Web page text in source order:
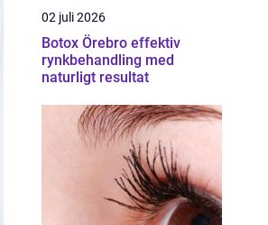
02 juli 2026
Botox Örebro effektiv
rynkbehandling med
naturligt resultat